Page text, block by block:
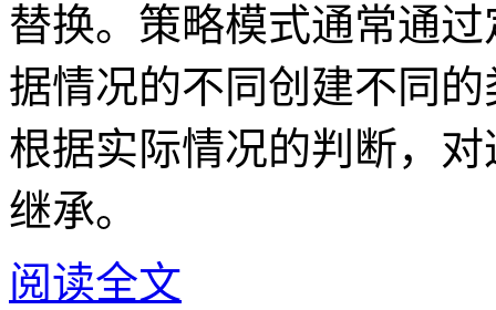
替换。策略模式通常通
据情况的不同创建不同
根据实际情况的判断，
继承。
阅读全文